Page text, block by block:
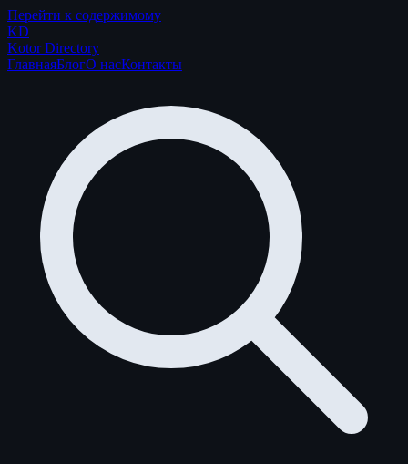
Перейти к содержимому
KD
Kotor Directory
ГлавнаяБлогО насКонтакты